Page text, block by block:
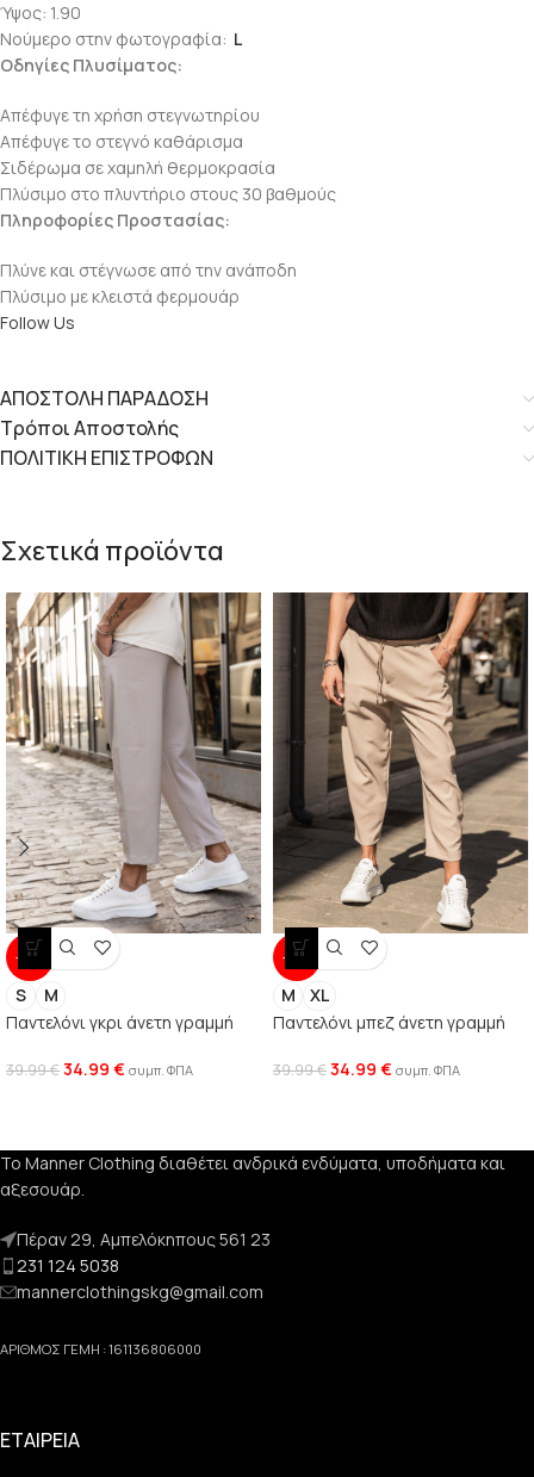
Ύψος: 1.90
Νούμερο στην φωτογραφία: L
Οδηγίες Πλυσίματος:
Απέφυγε τη χρήση στεγνωτηρίου
Απέφυγε το στεγνό καθάρισμα
Σιδέρωμα σε χαμηλή θερμοκρασία
Πλύσιμο στο πλυντήριο στους 30 βαθμούς
Πληροφορίες Προστασίας:
Πλύνε και στέγνωσε από την ανάποδη
Πλύσιμο με κλειστά φερμουάρ
Follow Us
ΑΠΟΣΤΟΛΗ ΠΑΡΑΔΟΣΗ
Τρόποι Αποστολής
ΠΟΛΙΤΙΚΗ ΕΠΙΣΤΡΟΦΩΝ
Σχετικά προϊόντα
-13%
S
M
Παντελόνι γκρι άνετη γραμμή
39.99€34.99 € συμπ. ΦΠΑ
-13%
M
XL
Παντελόνι μπεζ άνετη γραμμή
39.99€34.99 € συμπ. ΦΠΑ
Το Manner Clothing διαθέτει ανδρικά ενδύματα, υποδήματα και
αξεσουάρ.
Πέραν 29, Αμπελόκηπους 561 23
231 124 5038
mannerclothingskg@gmail.com
ΑΡΙΘΜΟΣ ΓΕΜΗ : 161136806000
ΕΤΑΙΡΕΙΑ